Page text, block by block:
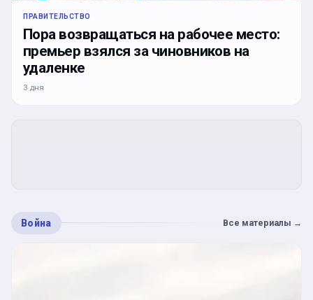
ПРАВИТЕЛЬСТВО
Пора возвращаться на рабочее место:
премьер взялся за чиновников на
удаленке
3 дня
Война Все материалы →